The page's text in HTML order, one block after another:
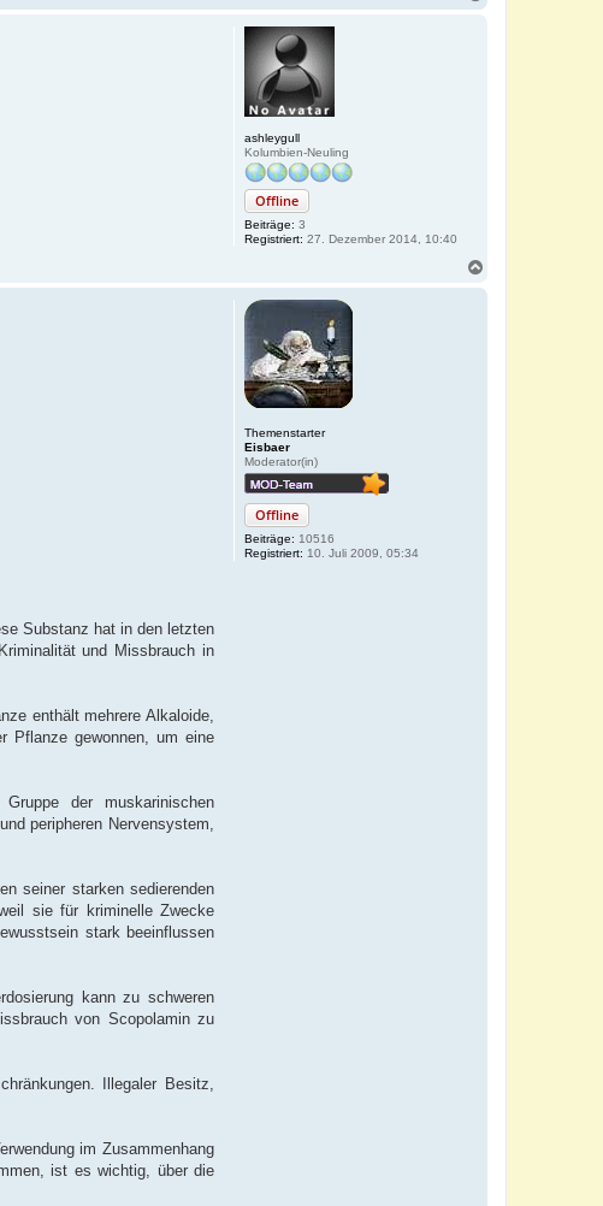
ashleygull
Kolumbien-Neuling
Offline
Beiträge: 3
Registriert: 27. Dezember 2014, 10:40
Themenstarter
Eisbaer
Moderator(in)
Offline
Beiträge: 10516
Registriert: 10. Juli 2009, 05:34
Substanz hat in den letzten
und Missbrauch in
enthält mehrere Alkaloide,
Pflanze gewonnen, um eine
der muskarinischen
peripheren Nervensystem,
seiner starken sedierenden
sie für kriminelle Zwecke
stark beeinflussen
kann zu schweren
von Scopolamin zu
Illegaler Besitz,
im Zusammenhang
ist es wichtig, über die